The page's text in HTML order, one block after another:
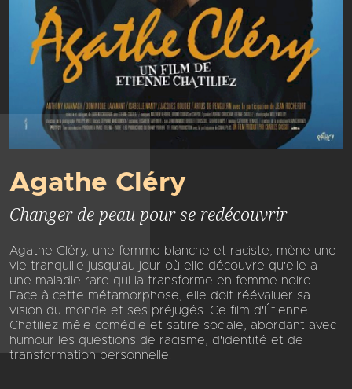
Agathe Cléry
Changer de peau pour se redécouvrir
Agathe Cléry, une femme blanche et raciste, mène une
vie tranquille jusqu'au jour où elle découvre qu'elle a
une maladie rare qui la transforme en femme noire.
Face à cette métamorphose, elle doit réévaluer sa
vision du monde et ses préjugés. Ce film d'Étienne
Chatiliez mêle comédie et satire sociale, abordant avec
humour les questions de racisme, d'identité et de
transformation personnelle.